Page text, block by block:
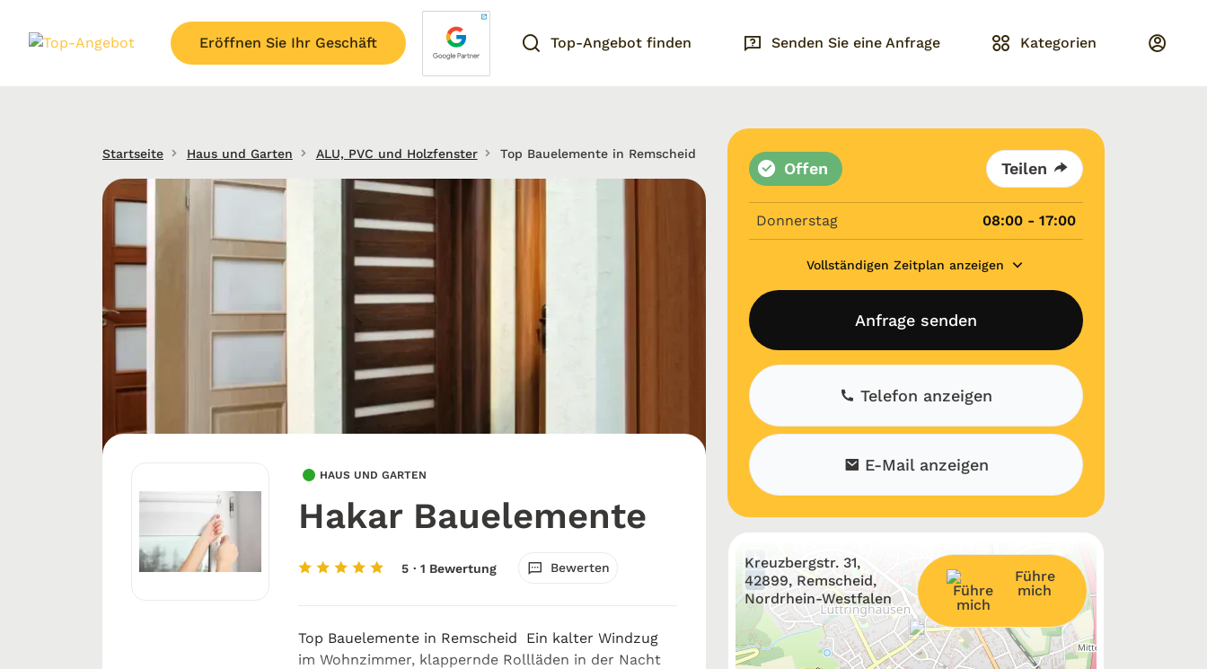
Eröffnen Sie Ihr Geschäft Top-Angebot finden Senden Sie eine Anfrage Kategorien
Startseite Haus und Garten ALU, PVC und Holzfenster Top Bauelemente in Remscheid
HAUS UND GARTEN
Hakar Bauelemente
5 · 1 Bewertung Bewerten
Top Bauelemente in Remscheid Ein kalter Windzug
im Wohnzimmer, klappernde Rollläden in der Nacht
Offen Teilen
Donnerstag 08:00 - 17:00
Vollständigen Zeitplan anzeigen
Anfrage senden
Telefon anzeigen
E-Mail anzeigen
+
−
Kreuzbergstr. 31,
42899, Remscheid,
Nordrhein-Westfalen
Führe
mich